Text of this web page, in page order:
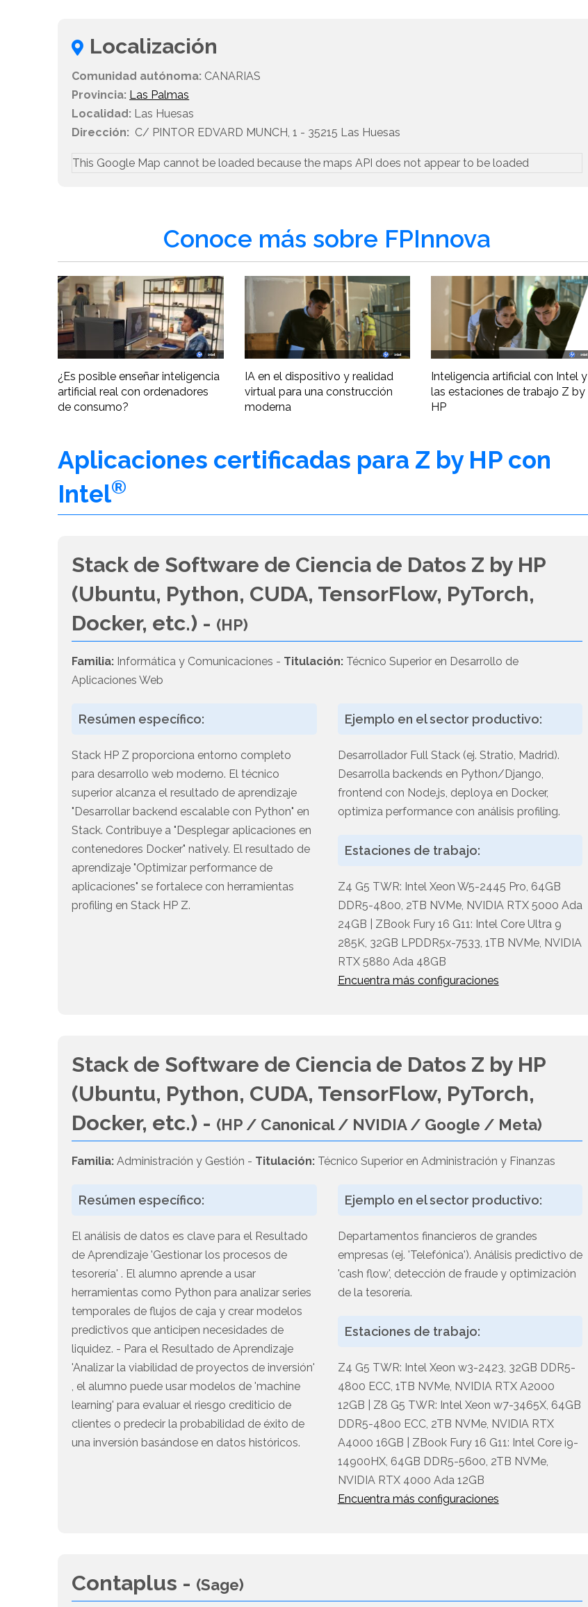
Localización
Comunidad autónoma: CANARIAS
Provincia: Las Palmas
Localidad: Las Huesas
Dirección: C/ PINTOR EDVARD MUNCH, 1 - 35215 Las Huesas
This Google Map cannot be loaded because the maps API does not appear to be loaded
Conoce más sobre FPInnova
¿Es posible enseñar inteligencia
artificial real con ordenadores
de consumo?
IA en el dispositivo y realidad
virtual para una construcción
moderna
Inteligencia artificial con Intel y
las estaciones de trabajo Z by
HP
Aplicaciones certificadas para Z by HP con
Intel®
Stack de Software de Ciencia de Datos Z by HP
(Ubuntu, Python, CUDA, TensorFlow, PyTorch,
Docker, etc.) - (HP)
Familia: Informática y Comunicaciones - Titulación: Técnico Superior en Desarrollo de
Aplicaciones Web
Resúmen específico:
Stack HP Z proporciona entorno completo
para desarrollo web moderno. El técnico
superior alcanza el resultado de aprendizaje
"Desarrollar backend escalable con Python" en
Stack. Contribuye a "Desplegar aplicaciones en
contenedores Docker" natively. El resultado de
aprendizaje "Optimizar performance de
aplicaciones" se fortalece con herramientas
profiling en Stack HP Z.
Ejemplo en el sector productivo:
Desarrollador Full Stack (ej. Stratio, Madrid).
Desarrolla backends en Python/Django,
frontend con Node.js, deploya en Docker,
optimiza performance con análisis profiling.
Estaciones de trabajo:
Z4 G5 TWR: Intel Xeon W5-2445 Pro, 64GB
DDR5-4800, 2TB NVMe, NVIDIA RTX 5000 Ada
24GB | ZBook Fury 16 G11: Intel Core Ultra 9
285K, 32GB LPDDR5x-7533, 1TB NVMe, NVIDIA
RTX 5880 Ada 48GB
Encuentra más configuraciones
Stack de Software de Ciencia de Datos Z by HP
(Ubuntu, Python, CUDA, TensorFlow, PyTorch,
Docker, etc.) - (HP / Canonical / NVIDIA / Google / Meta)
Familia: Administración y Gestión - Titulación: Técnico Superior en Administración y Finanzas
Resúmen específico:
El análisis de datos es clave para el Resultado
de Aprendizaje 'Gestionar los procesos de
tesorería' . El alumno aprende a usar
herramientas como Python para analizar series
temporales de flujos de caja y crear modelos
predictivos que anticipen necesidades de
liquidez. - Para el Resultado de Aprendizaje
'Analizar la viabilidad de proyectos de inversión'
, el alumno puede usar modelos de 'machine
learning' para evaluar el riesgo crediticio de
clientes o predecir la probabilidad de éxito de
una inversión basándose en datos históricos.
Ejemplo en el sector productivo:
Departamentos financieros de grandes
empresas (ej. 'Telefónica'). Análisis predictivo de
'cash flow', detección de fraude y optimización
de la tesorería.
Estaciones de trabajo:
Z4 G5 TWR: Intel Xeon w3-2423, 32GB DDR5-
4800 ECC, 1TB NVMe, NVIDIA RTX A2000
12GB | Z8 G5 TWR: Intel Xeon w7-3465X, 64GB
DDR5-4800 ECC, 2TB NVMe, NVIDIA RTX
A4000 16GB | ZBook Fury 16 G11: Intel Core i9-
14900HX, 64GB DDR5-5600, 2TB NVMe,
NVIDIA RTX 4000 Ada 12GB
Encuentra más configuraciones
Contaplus - (Sage)